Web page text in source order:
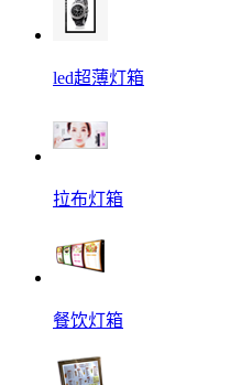
led超薄灯箱
拉布灯箱
餐饮灯箱